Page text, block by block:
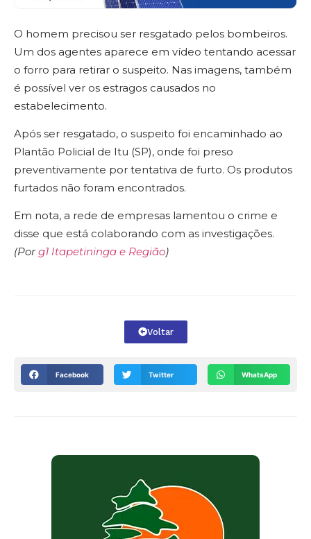
O homem precisou ser resgatado pelos bombeiros.
Um dos agentes aparece em vídeo tentando acessar
o forro para retirar o suspeito. Nas imagens, também
é possível ver os estragos causados no
estabelecimento.
Após ser resgatado, o suspeito foi encaminhado ao
Plantão Policial de Itu (SP), onde foi preso
preventivamente por tentativa de furto. Os produtos
furtados não foram encontrados.
Em nota, a rede de empresas lamentou o crime e
disse que está colaborando com as investigações.
(Porg1 Itapetininga e Região)
Voltar
Facebook Twitter WhatsApp